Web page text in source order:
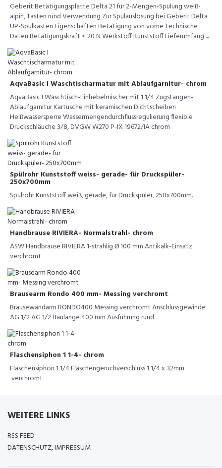
Geberit Betätigungsplatte Delta 21 für 2-Mengen-Spülung weiß-
alpin, Tasten rund Verwendung Zur Spülauslösung bei Geberit Delta
UP-Spülkästen Eigenschaften Betätigung von vorne Technische
Daten Betätigungskraft < 20 N Werkstoff Kunststoff Lieferumfang ...
AqvaBasic I Waschtischarmatur mit Ablaufgarnitur- chrom
AqvaBasic I Waschtisch-Einhebelmischer mit 1 1/4 Zugstangen-
Ablaufgarnitur Kartusche mit keramischen Dichtscheiben
Heißwassersperre Wassermengendurchflussregulierung flexible
Druckschläuche 3/8, DVGW W270 P-IX 19672/IA chrom
Spülrohr Kunststoff weiss- gerade- für Druckspüler-
250x700mm
Spülrohr Kunststoff weiß, gerade, für Druckspüler, 250x700mm.
Handbrause RIVIERA- Normalstrahl- chrom
ASW Handbrause RIVIERA 1-strahlig Ø 100 mm Antikalk-Einsatz
verchromt
Brausearm Rondo 400 mm- Messing verchromt
Brausewandarm RONDO400 Messing verchromt Anschlussgewinde
AG 1/2 AG 1/2 Baulänge 400 mm Ausführung rund
Flaschensiphon 1 1-4- chrom
Flaschensiphon 1 1/4 Flaschengeruchverschluss 1 1/4 x 32mm
verchromt
WEITERE LINKS
RSS FEED
DATENSCHUTZ, IMPRESSUM